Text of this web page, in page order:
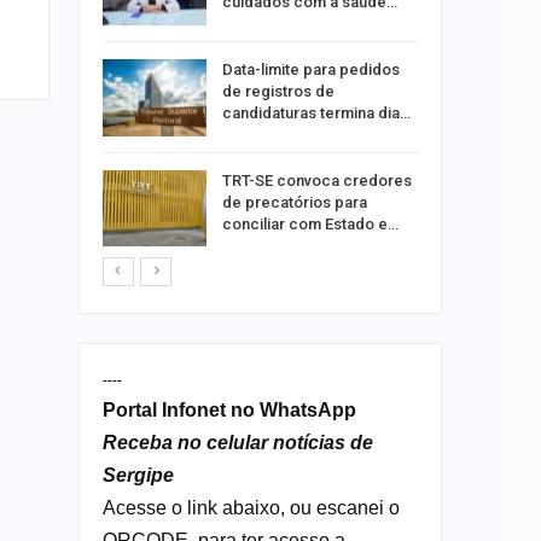
Data-limite para pedidos
de registros de
candidaturas termina dia…
TRT-SE convoca credores
de precatórios para
conciliar com Estado e…
----
Portal Infonet no WhatsApp
Receba no celular notícias de
Sergipe
Acesse o link abaixo, ou escanei o